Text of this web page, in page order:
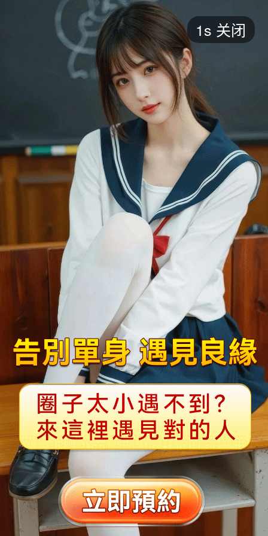
短剧
最热 添加 评分
都市 甜宠 逆袭 玄幻
2025 2024 2023 2022
全部 大陆 香港 台湾 美国 韩国 日本
1s 关闭